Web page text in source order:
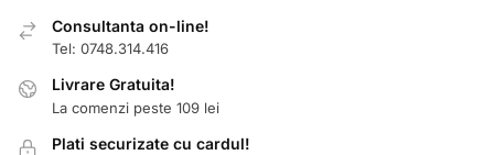
Consultanta on-line!
Tel: 0748.314.416
Livrare Gratuita!
La comenzi peste 109 lei
Plati securizate cu cardul!